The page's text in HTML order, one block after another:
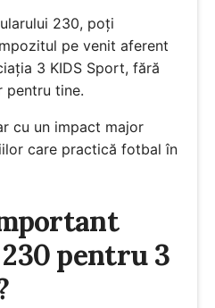
230, poți
pe venit aferent
3 KIDS Sport, fără
pentru tine.
cu un impact major
care practică fotbal în
pentru 3